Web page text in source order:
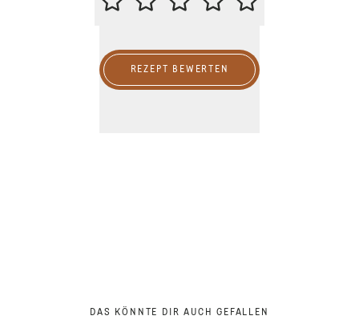
REZEPT BEWERTEN
DAS KÖNNTE DIR AUCH GEFALLEN